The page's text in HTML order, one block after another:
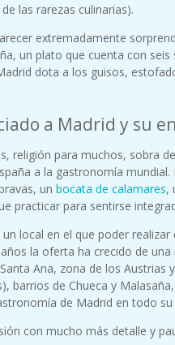
las rarezas culinarias).
extremadamente
un plato que cuenta con
dota a los guisos,
a Madrid y su
religión para muchos, sobra
a la gastronomía
un bocata de calamares,
practicar para sentirse
local en el que poder
la oferta ha crecido de
Ana, zona de los
de Chueca y
de Madrid en todo su
con mucho más detalle y